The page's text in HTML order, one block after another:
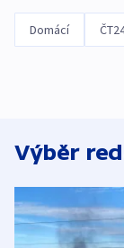
Domácí
Výběr